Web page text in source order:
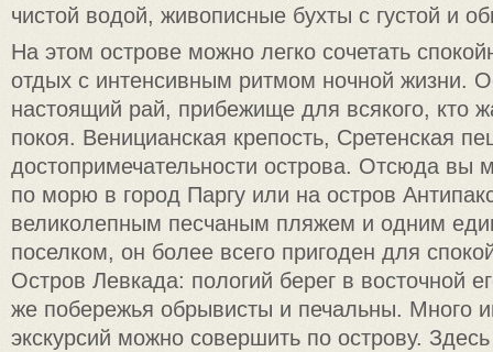
чистой водой, живописные бухты с густой и
На этом острове можно легко сочетать
отдых с интенсивным ритмом ночной жизни.
настоящий рай, прибежище для всякого, кто
покоя. Веницианская крепость, Сретенская
достопримечательности острова. Отсюда вы
по морю в город Паргу или на остров
великолепным песчаным пляжем и одним
поселком, он более всего пригоден для
Остров Левкада: пологий берег в восточной
же побережья обрывисты и печальны. Много
экскурсий можно совершить по острову.